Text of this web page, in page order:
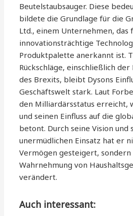
Beutelstaubsauger. Diese
bildete die Grundlage für die
Ltd., einem Unternehmen, das
innovationsträchtige
Produktpalette anerkannt ist.
Rückschläge, einschließlich
des Brexits, bleibt Dysons
Geschäftswelt stark. Laut
den Milliardärsstatus erreicht,
und seinen Einfluss auf die
betont. Durch seine Vision und
unermüdlichen Einsatz hat er
Vermögen gesteigert, sondern
Wahrnehmung von
verändert.
Auch interessant: